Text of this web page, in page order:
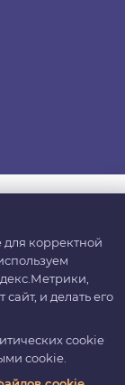
корректной
и делать его
cookie
cookie.